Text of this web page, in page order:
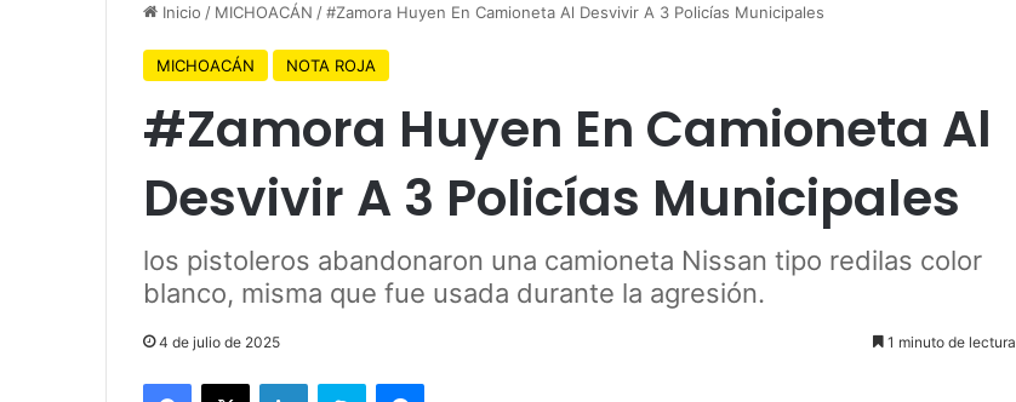
Inicio / MICHOACÁN /#Zamora Huyen En Camioneta Al Desvivir A 3 Policías Municipales
MICHOACÁN NOTA ROJA
#Zamora Huyen En Camioneta Al
Desvivir A 3 Policías Municipales
los pistoleros abandonaron una camioneta Nissan tipo redilas color
blanco, misma que fue usada durante la agresión.
4 de julio de 2025 1 minuto de lectura
Facebook
X LinkedInSkype Messenger